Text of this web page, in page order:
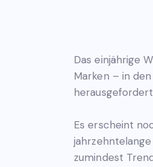
Das einjährige
Marken – in
Es erscheint
jahrzehntelange
zumindest